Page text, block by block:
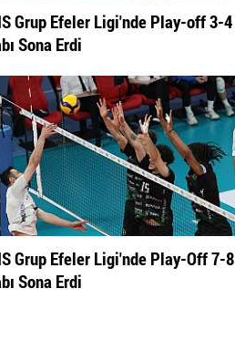
Grup Efeler Ligi'nde Play-off 3-4
Sona Erdi
Grup Efeler Ligi'nde Play-Off 7-8
Sona Erdi